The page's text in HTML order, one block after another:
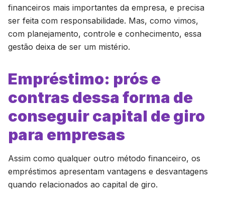
financeiros mais importantes da empresa, e precisa
ser feita com responsabilidade. Mas, como vimos,
com planejamento, controle e conhecimento, essa
gestão deixa de ser um mistério.
Empréstimo: prós e
contras dessa forma de
conseguir capital de giro
para empresas
Assim como qualquer outro método financeiro, os
empréstimos apresentam vantagens e desvantagens
quando relacionados ao capital de giro.